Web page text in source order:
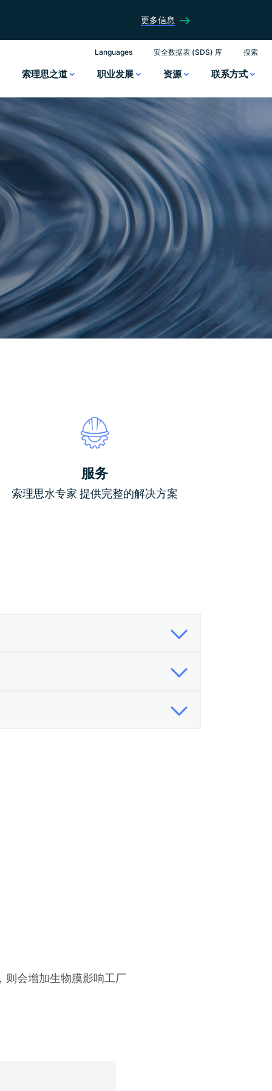
更多信息
Languages 安全数据表 (SDS) 库 搜索
索理思之道 职业发展 资源 联系方式
服务
索理思水专家 提供完整的解决方案
则会增加生物膜影响工厂